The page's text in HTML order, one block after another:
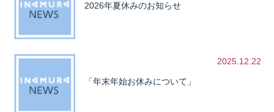
2026年夏休みのお知らせ
2025.12.22
「年末年始お休みについて」